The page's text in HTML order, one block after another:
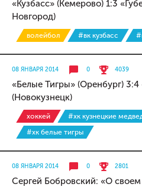
«Кузбасс» (Кемерово) 1:3
Новгород)
волейбол #вк кузбасс
08 ЯНВАРЯ 2014 0 4039
«Белые Тигры» (Оренбург)
(Новокузнецк)
хоккей #хк кузнецкие
#хк белые тигры
08 ЯНВАРЯ 2014 0 2801
Сергей Бобровский: «О